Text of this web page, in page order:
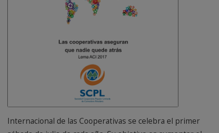
Internacional de las Cooperativas se celebra el primer